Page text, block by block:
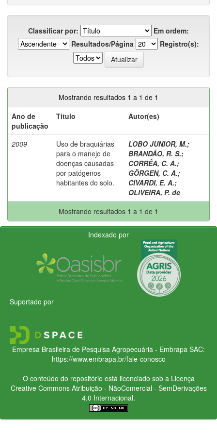
Classificar por:
Em ordem:
Resultados/Página
Registro(s):
Mostrando resultados 1 a 1 de 1
Ano de
publicação
Título Autor(es)
2009
Uso de braquiárias
para o manejo de
doenças causadas
por patógenos
habitantes do solo.
LOBO JUNIOR, M.;
BRANDÃO, R. S.;
CORRÊA, C. A.;
GÖRGEN, C. A.;
CIVARDI, E. A.;
OLIVEIRA, P. de
Mostrando resultados 1 a 1 de 1
Indexado por
Suportado por
Empresa Brasileira de Pesquisa Agropecuária - Embrapa SAC:
https://www.embrapa.br/fale-conosco
O conteúdo do repositório está licenciado sob a Licença
Creative CommonsAtribuição - NãoComercial - SemDerivações
4.0 Internacional.